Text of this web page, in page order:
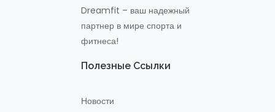
Dreamfit – ваш надежный
партнер в мире спорта и
фитнеса!
Полезные Ссылки
Новости